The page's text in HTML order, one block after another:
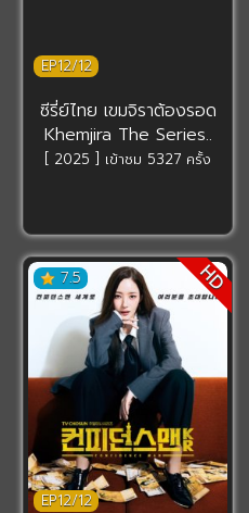
EP12/12
ซีรี่ย์ไทย เขมจิราต้องรอด
Khemjira The Series..
[ 2025 ] เข้าชม 5327 ครั้ง
7.5
EP12/12
HD